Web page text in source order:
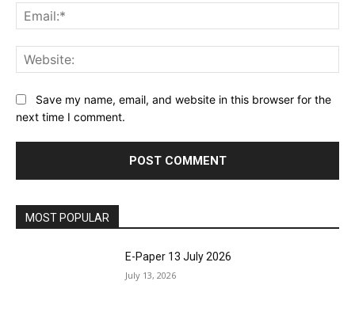
Save my name, email, and website in this browser for the
next time I comment.
MOST POPULAR
E-Paper 13 July 2026
July 13, 2026